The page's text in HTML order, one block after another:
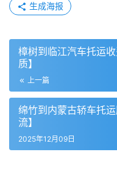
生成海报
樟树到临江汽车托运
质】
上一篇
绵竹到内蒙古轿车托
流】
2025年12月09日